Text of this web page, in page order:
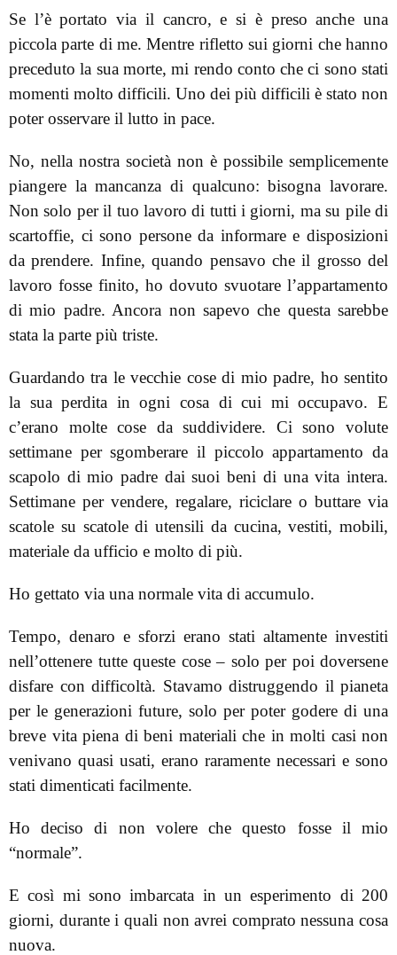
Se l’è portato via il cancro, e si è preso anche una
piccola parte di me. Mentre rifletto sui giorni che hanno
preceduto la sua morte, mi rendo conto che ci sono stati
momenti molto difficili. Uno dei più difficili è stato non
poter osservare il lutto in pace.
No, nella nostra società non è possibile semplicemente
piangere la mancanza di qualcuno: bisogna lavorare.
Non solo per il tuo lavoro di tutti i giorni, ma su pile di
scartoffie, ci sono persone da informare e disposizioni
da prendere. Infine, quando pensavo che il grosso del
lavoro fosse finito, ho dovuto svuotare l’appartamento
di mio padre. Ancora non sapevo che questa sarebbe
stata la parte più triste.
Guardando tra le vecchie cose di mio padre, ho sentito
la sua perdita in ogni cosa di cui mi occupavo. E
c’erano molte cose da suddividere. Ci sono volute
settimane per sgomberare il piccolo appartamento da
scapolo di mio padre dai suoi beni di una vita intera.
Settimane per vendere, regalare, riciclare o buttare via
scatole su scatole di utensili da cucina, vestiti, mobili,
materiale da ufficio e molto di più.
Ho gettato via una normale vita di accumulo.
Tempo, denaro e sforzi erano stati altamente investiti
nell’ottenere tutte queste cose – solo per poi doversene
disfare con difficoltà. Stavamo distruggendo il pianeta
per le generazioni future, solo per poter godere di una
breve vita piena di beni materiali che in molti casi non
venivano quasi usati, erano raramente necessari e sono
stati dimenticati facilmente.
Ho deciso di non volere che questo fosse il mio
“normale”.
E così mi sono imbarcata in un esperimento di 200
giorni, durante i quali non avrei comprato nessuna cosa
nuova.